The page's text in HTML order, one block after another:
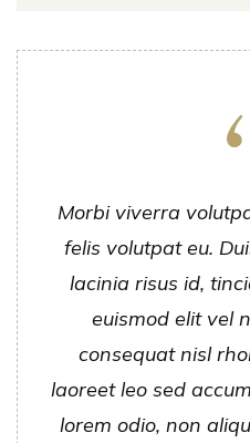
Morbi viverra
felis volutpat eu.
lacinia risus id,
euismod elit vel
consequat nisl
laoreet leo sed
lorem odio, non